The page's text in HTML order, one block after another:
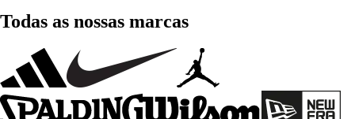
Todas as nossas marcas